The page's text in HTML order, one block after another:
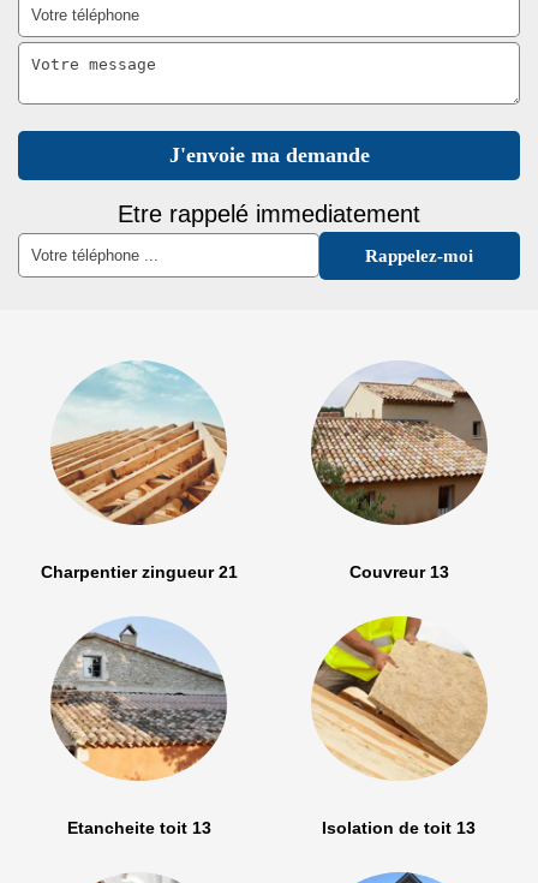
Etre rappelé immediatement
Charpentier zingueur 21 Couvreur 13
Etancheite toit 13 Isolation de toit 13